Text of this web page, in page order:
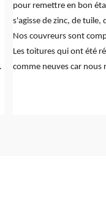
pour remettre en bon
s'agisse de zinc, de tuile,
Nos couvreurs sont
Les toitures qui ont été
comme neuves car nous